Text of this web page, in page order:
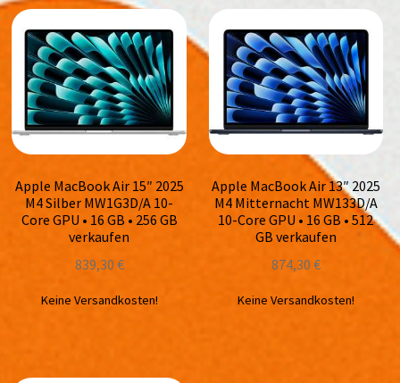
Apple MacBook Air 15″ 2025
M4 Silber MW1G3D/A 10-
Core GPU • 16 GB • 256 GB
verkaufen
839,30 €
Keine Versandkosten!
Apple MacBook Air 13″ 2025
M4 Mitternacht MW133D/A
10-Core GPU • 16 GB • 512
GB verkaufen
874,30 €
Keine Versandkosten!